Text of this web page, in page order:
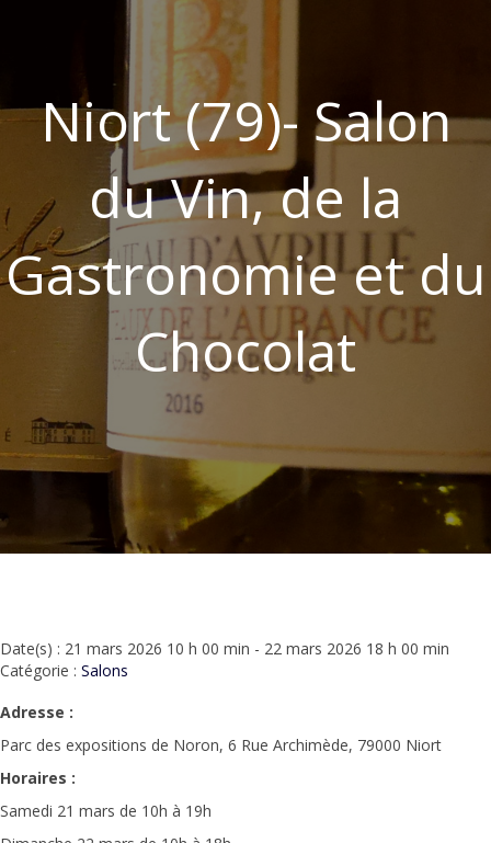
Niort (79)- Salon
du Vin, de la
Gastronomie et du
Chocolat
Date(s) : 21 mars 2026 10 h 00 min - 22 mars 2026 18 h 00 min
Catégorie : Salons
Adresse :
Parc des expositions de Noron, 6 Rue Archimède, 79000 Niort
Horaires :
Samedi 21 mars de 10h à 19h